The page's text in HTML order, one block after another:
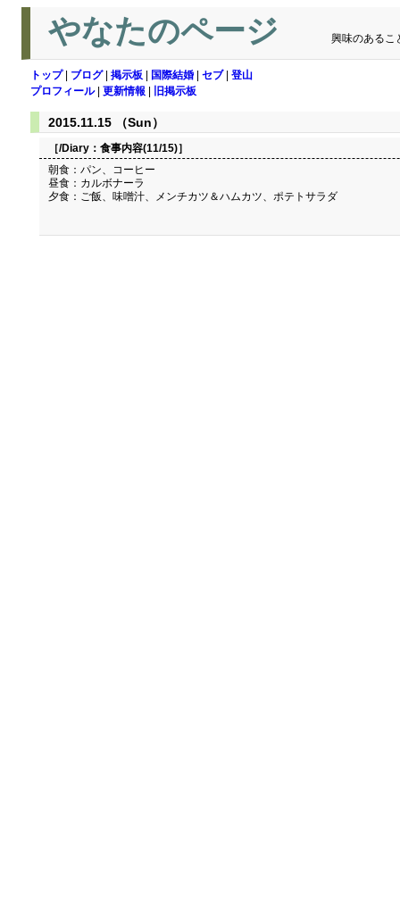
やなたのページ 興味のあるこ
トップ| ブログ| 掲示板 国際結婚 セブ| 登山
プロフィール| 更新情報 旧掲示板
2015.11.15 （Sun）
［/Diary： 食事内容(11/15)］
朝食：パン、コーヒー
昼食：カルボナーラ
夕食：ご飯、味噌汁、メンチカツ＆ハムカツ、ポテトサラダ